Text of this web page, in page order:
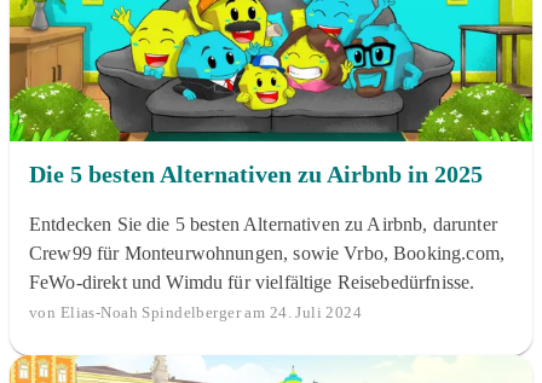
Die 5 besten Alternativen zu Airbnb in 2025
Entdecken Sie die 5 besten Alternativen zu Airbnb, darunter
Crew99 für Monteurwohnungen, sowie Vrbo, Booking.com,
FeWo-direkt und Wimdu für vielfältige Reisebedürfnisse.
von Elias-Noah Spindelberger am 24. Juli 2024